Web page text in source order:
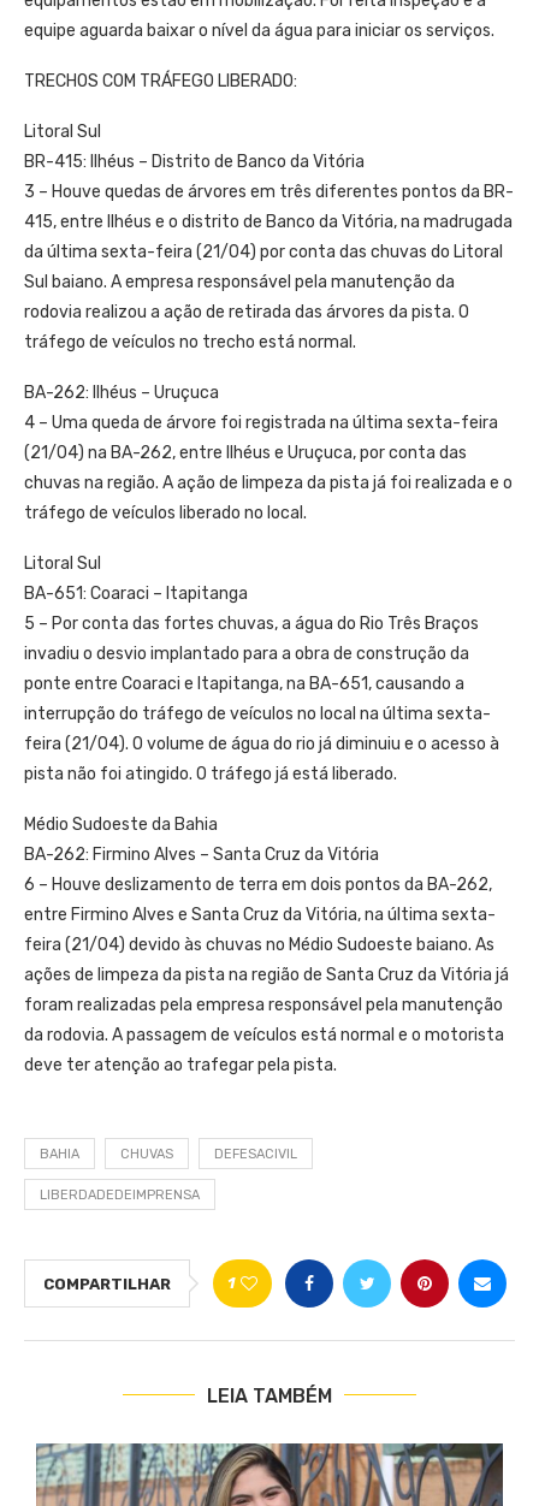
equipe aguarda baixar o nível da água para iniciar os serviços.
TRECHOS COM TRÁFEGO LIBERADO:
Litoral Sul
BR-415: Ilhéus – Distrito de Banco da Vitória
3 – Houve quedas de árvores em três diferentes pontos da BR-
415, entre Ilhéus e o distrito de Banco da Vitória, na madrugada
da última sexta-feira (21/04) por conta das chuvas do Litoral
Sul baiano. A empresa responsável pela manutenção da
rodovia realizou a ação de retirada das árvores da pista. O
tráfego de veículos no trecho está normal.
BA-262: Ilhéus – Uruçuca
4 – Uma queda de árvore foi registrada na última sexta-feira
(21/04) na BA-262, entre Ilhéus e Uruçuca, por conta das
chuvas na região. A ação de limpeza da pista já foi realizada e o
tráfego de veículos liberado no local.
Litoral Sul
BA-651: Coaraci – Itapitanga
5 – Por conta das fortes chuvas, a água do Rio Três Braços
invadiu o desvio implantado para a obra de construção da
ponte entre Coaraci e Itapitanga, na BA-651, causando a
interrupção do tráfego de veículos no local na última sexta-
feira (21/04). O volume de água do rio já diminuiu e o acesso à
pista não foi atingido. O tráfego já está liberado.
Médio Sudoeste da Bahia
BA-262: Firmino Alves – Santa Cruz da Vitória
6 – Houve deslizamento de terra em dois pontos da BA-262,
entre Firmino Alves e Santa Cruz da Vitória, na última sexta-
feira (21/04) devido às chuvas no Médio Sudoeste baiano. As
ações de limpeza da pista na região de Santa Cruz da Vitória já
foram realizadas pela empresa responsável pela manutenção
da rodovia. A passagem de veículos está normal e o motorista
deve ter atenção ao trafegar pela pista.
BAHIA CHUVAS DEFESACIVIL
LIBERDADEDEIMPRENSA
COMPARTILHAR 1
LEIA TAMBÉM